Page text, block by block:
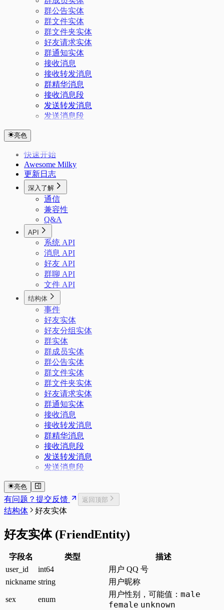
群公告实体
群文件实体
群文件夹实体
好友请求实体
群通知实体
接收消息
接收转发消息
群精华消息
接收消息段
发送转发消息
发送消息段
亮色
快速开始
Awesome Milky
更新日志
深入了解
通信
兼容性
Q&A
API
系统 API
消息 API
好友 API
群聊 API
文件 API
结构体
事件
好友实体
好友分组实体
群实体
群成员实体
群公告实体
群文件实体
群文件夹实体
好友请求实体
群通知实体
接收消息
接收转发消息
群精华消息
接收消息段
发送转发消息
发送消息段
亮色
有问题？提交反馈 返回顶部
结构体 好友实体
好友实体(FriendEntity)
字段名 类型
描述
user_id
int64
用户 QQ 号
nickname string 用户昵称
sex enum
用户性别，可能值： male
female unknown